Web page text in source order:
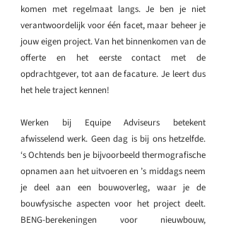
komen met regelmaat langs. Je ben je niet
verantwoordelijk voor één facet, maar beheer je
jouw eigen project. Van het binnenkomen van de
offerte en het eerste contact met de
opdrachtgever, tot aan de facature. Je leert dus
het hele traject kennen!
Werken bij Equipe Adviseurs betekent
afwisselend werk. Geen dag is bij ons hetzelfde.
‘s Ochtends ben je bijvoorbeeld thermografische
opnamen aan het uitvoeren en ’s middags neem
je deel aan een bouwoverleg, waar je de
bouwfysische aspecten voor het project deelt.
BENG-berekeningen voor nieuwbouw,